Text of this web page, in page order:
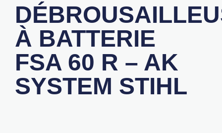
À BATTERIE
FSA 60 R – AK
SYSTEM STIHL